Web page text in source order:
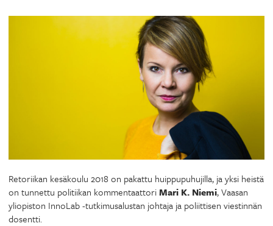
Retoriikan kesäkoulu 2018 on pakattu huippupuhujilla, ja yksi heistä
on tunnettu politiikan kommentaattoriMari K. Niemi, Vaasan
yliopiston InnoLab -tutkimusalustan johtaja ja poliittisen viestinnän
dosentti.